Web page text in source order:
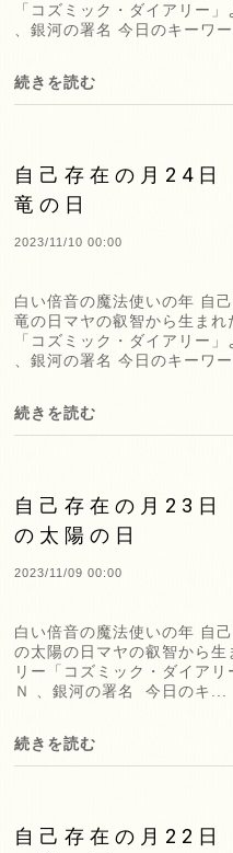
「コズミック・ダイアリー
、銀河の署名 今日のキーワ
続きを読む
自己存在の月24
竜の日
2023/11/10 00:00
白い倍音の魔法使いの年 自
竜の日マヤの叡智から生ま
「コズミック・ダイアリー
、銀河の署名 今日のキーワ
続きを読む
自己存在の月23
の太陽の日
2023/11/09 00:00
白い倍音の魔法使いの年 自
の太陽の日マヤの叡智から
リー「コズミック・ダイア
Ｎ 、銀河の署名 今日のキ...
続きを読む
自己存在の月22